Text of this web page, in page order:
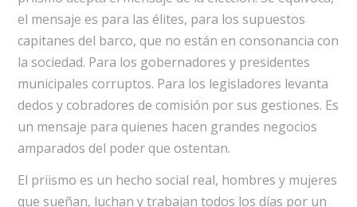
el mensaje es para las élites, para los supuestos
capitanes del barco, que no están en consonancia con
la sociedad. Para los gobernadores y presidentes
municipales corruptos. Para los legisladores levanta
dedos y cobradores de comisión por sus gestiones. Es
un mensaje para quienes hacen grandes negocios
amparados del poder que ostentan.
El priismo es un hecho social real, hombres y mujeres
que sueñan, luchan y trabajan todos los días por un